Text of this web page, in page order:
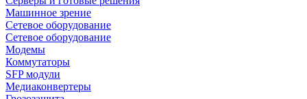
Машинное зрение
Сетевое оборудование
Сетевое оборудование
Модемы
Коммутаторы
SFP модули
Медиаконвертеры